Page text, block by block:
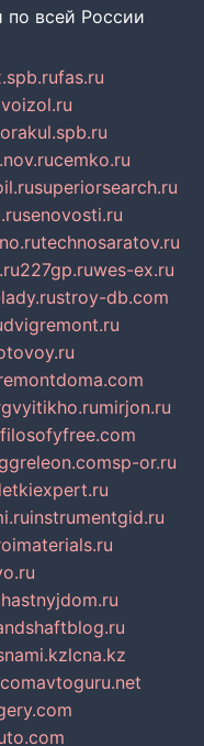
по всей России
fas.ru
orakul.spb.ru
cemko.ru
superiorsearch.ru
senovosti.ru
technosaratov.ru
227gp.ruwes-ex.ru
stroy-db.com
dvigremont.ru
vyitikho.rumirjon.ru
filosofyfree.com
greleon.comsp-or.ru
instrumentgid.ru
lcna.kz
avtoguru.net